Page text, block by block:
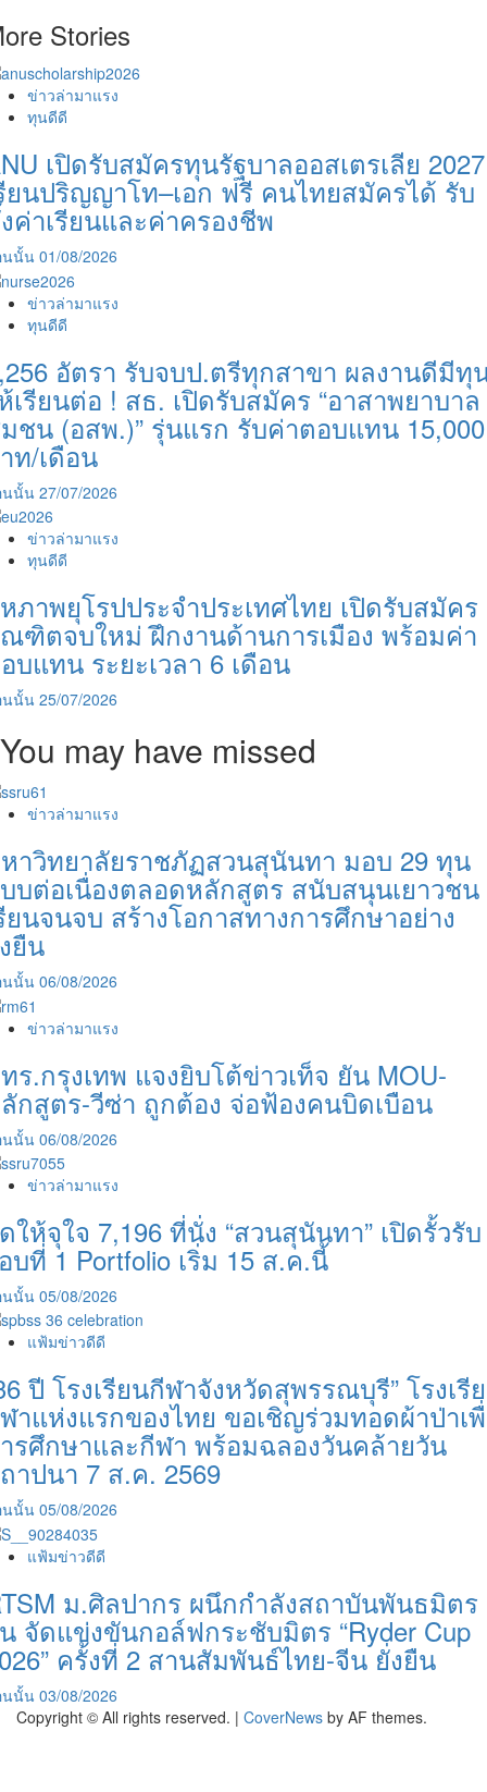
Stories
ข่าวล่ามาแรง
ทุนดีดี
เปิดรับสมัครทุนรัฐบาลออสเตรเลีย 2027
ยนปริญญาโท–เอก ฟรี คนไทยสมัครได้ รับ
ค่าเรียนและค่าครองชีพ
นนั้น 01/08/2026
ข่าวล่ามาแรง
ทุนดีดี
อัตรา รับจบป.ตรีทุกสาขา ผลงานดีมีทุ
เรียนต่อ ! สธ. เปิดรับสมัคร “อาสาพยาบาล
ชน (อสพ.)” รุ่นแรก รับค่าตอบแทน 15,000
ท/เดือน
นนั้น 27/07/2026
ข่าวล่ามาแรง
ทุนดีดี
ภาพยุโรปประจำประเทศไทย เปิดรับสมัคร
ฑิตจบใหม่ ฝึกงานด้านการเมือง พร้อมค่า
บแทน ระยะเวลา 6 เดือน
นนั้น 25/07/2026
You may have missed
ข่าวล่ามาแรง
าวิทยาลัยราชภัฏสวนสุนันทา มอบ 29 ทุน
บต่อเนื่องตลอดหลักสูตร สนับสนุนเยาวชน
ยนจนจบ สร้างโอกาสทางการศึกษาอย่าง
ยืน
นนั้น 06/08/2026
ข่าวล่ามาแรง
ร.กรุงเทพ แจงยิบโต้ข่าวเท็จ ยัน MOU-
กสูตร-วีซ่า ถูกต้อง จ่อฟ้องคนบิดเบือน
นนั้น 06/08/2026
ข่าวล่ามาแรง
ให้จุใจ 7,196 ที่นั่ง “สวนสุนันทา” เปิดรั้วรับ
บที่ 1 Portfolio เริ่ม 15 ส.ค.นี้
นนั้น 05/08/2026
แฟ้มข่าวดีดี
ปี โรงเรียนกีฬาจังหวัดสุพรรณบุรี” โรงเรี
าแห่งแรกของไทย ขอเชิญร่วมทอดผ้าป่าเ
รศึกษาและกีฬา พร้อมฉลองวันคล้ายวัน
าปนา 7 ส.ค. 2569
นนั้น 05/08/2026
แฟ้มข่าวดีดี
ม.ศิลปากร ผนึกกำลังสถาบันพันธมิตร
จัดแข่งขันกอล์ฟกระชับมิตร “Ryder Cup
ครั้งที่ 2 สานสัมพันธ์ไทย-จีน ยั่งยืน
นนั้น 03/08/2026
Copyright © All rights reserved. | CoverNews by AF themes.